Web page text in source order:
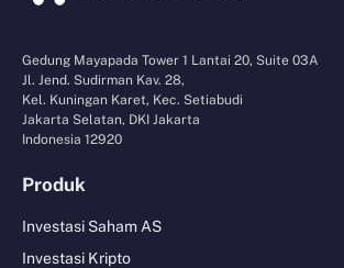
Gedung Mayapada Tower 1 Lantai 20, Suite 03A
Jl. Jend. Sudirman Kav. 28,
Kel. Kuningan Karet, Kec. Setiabudi
Jakarta Selatan, DKI Jakarta
Indonesia 12920
Produk
Investasi Saham AS
Investasi Kripto